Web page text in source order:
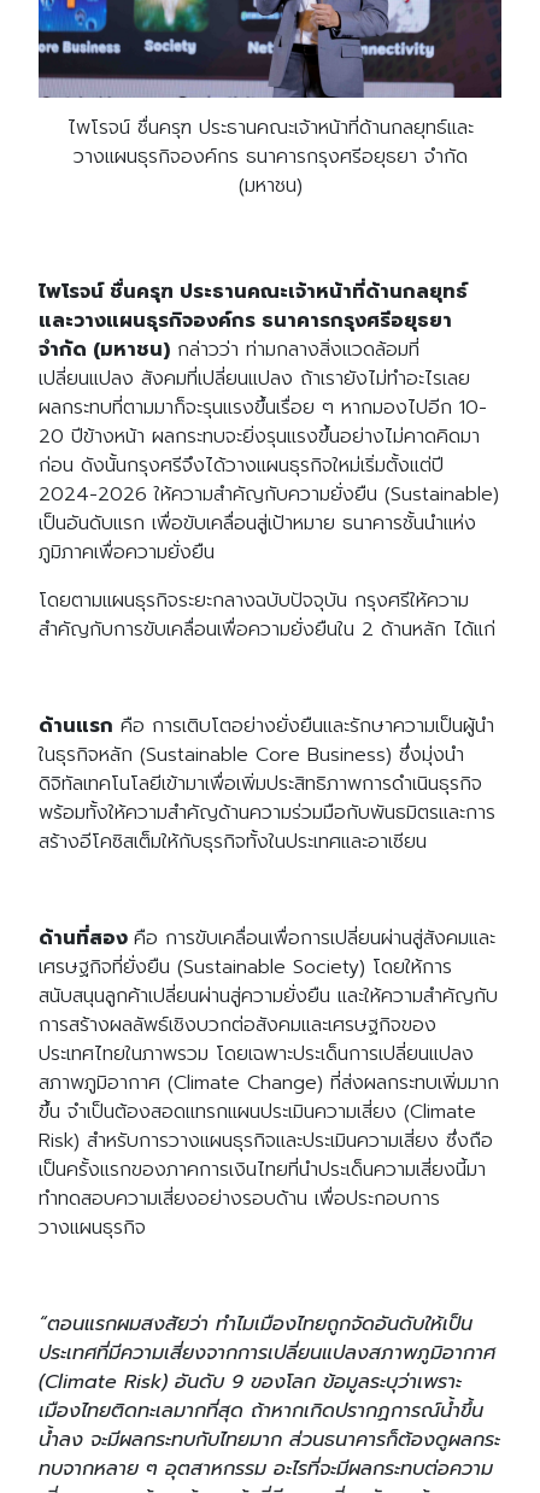
ไพโรจน์ ชื่นครุฑ ประธานคณะเจ้าหน้าที่ด้านกลยุทธ์และ
วางแผนธุรกิจองค์กร ธนาคารกรุงศรีอยุธยา จำกัด
(มหาชน)
ไพโรจน์ ชื่นครุฑ ประธานคณะเจ้าหน้าที่ด้านกลยุทธ์
และวางแผนธุรกิจองค์กร ธนาคารกรุงศรีอยุธยา
จำกัด (มหาชน) กล่าวว่า ท่ามกลางสิ่งแวดล้อมที่
เปลี่ยนแปลง สังคมที่เปลี่ยนแปลง ถ้าเรายังไม่ทำอะไรเลย
ผลกระทบที่ตามมาก็จะรุนแรงขึ้นเรื่อย ๆ หากมองไปอีก 10-
20 ปีข้างหน้า ผลกระทบจะยิ่งรุนแรงขึ้นอย่างไม่คาดคิดมา
ก่อน ดังนั้นกรุงศรีจึงได้วางแผนธุรกิจใหม่เริ่มตั้งแต่ปี
2024-2026 ให้ความสำคัญกับความยั่งยืน (Sustainable)
เป็นอันดับแรก เพื่อขับเคลื่อนสู่เป้าหมาย ธนาคารชั้นนำแห่ง
ภูมิภาคเพื่อความยั่งยืน
โดยตามแผนธุรกิจระยะกลางฉบับปัจจุบัน กรุงศรีให้ความ
สำคัญกับการขับเคลื่อนเพื่อความยั่งยืนใน 2 ด้านหลัก ได้แก่
ด้านแรก คือ การเติบโตอย่างยั่งยืนและรักษาความเป็นผู้นำ
ในธุรกิจหลัก (Sustainable Core Business) ซึ่งมุ่งนำ
ดิจิทัลเทคโนโลยีเข้ามาเพื่อเพิ่มประสิทธิภาพการดำเนินธุรกิจ
พร้อมทั้งให้ความสำคัญด้านความร่วมมือกับพันธมิตรและการ
สร้างอีโคซิสเต็มให้กับธุรกิจทั้งในประเทศและอาเซียน
ด้านที่สอง คือ การขับเคลื่อนเพื่อการเปลี่ยนผ่านสู่สังคมและ
เศรษฐกิจที่ยั่งยืน (Sustainable Society) โดยให้การ
สนับสนุนลูกค้าเปลี่ยนผ่านสู่ความยั่งยืน และให้ความสำคัญกับ
การสร้างผลลัพธ์เชิงบวกต่อสังคมและเศรษฐกิจของ
ประเทศไทยในภาพรวม โดยเฉพาะประเด็นการเปลี่ยนแปลง
สภาพภูมิอากาศ (Climate Change) ที่ส่งผลกระทบเพิ่มมาก
ขึ้น จำเป็นต้องสอดแทรกแผนประเมินความเสี่ยง (Climate
Risk) สำหรับการวางแผนธุรกิจและประเมินความเสี่ยง​​ ซึ่งถือ
เป็นครั้งแรกของภาคการเงินไทยที่นำประเด็นความเสี่ยงนี้มา
ทำทดสอบความเสี่ยงอย่างรอบด้าน เพื่อประกอบการ
วางแผนธุรกิจ
“ตอนแรกผมสงสัยว่า ทำไมเมืองไทยถูกจัดอันดับให้เป็น
ประเทศที่มีความเสี่ยงจากการเปลี่ยนแปลงสภาพภูมิอากาศ
(Climate Risk) อันดับ 9 ของโลก ข้อมูลระบุว่าเพราะ
เมืองไทยติดทะเลมากที่สุด ถ้าหากเกิดปรากฏการณ์น้ำขึ้น
น้ำลง จะมีผลกระทบกับไทยมาก ส่วนธนาคารก็ต้องดูผลกระ
ทบจากหลาย ๆ อุตสาหกรรม อะไรที่จะมีผลกระทบต่อความ